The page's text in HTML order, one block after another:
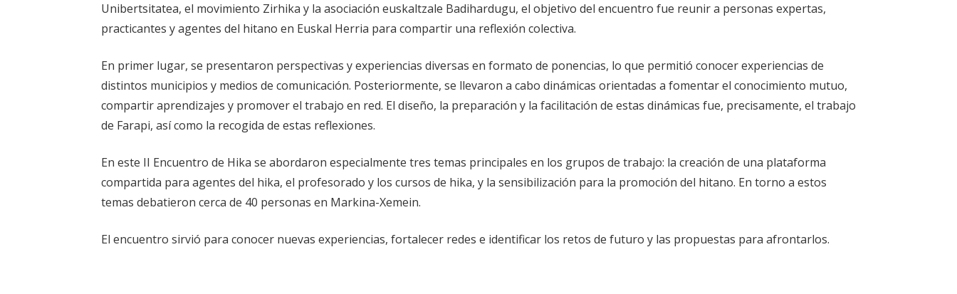
Unibertsitatea, el movimiento Zirhika y la asociación euskaltzale Badihardugu, el objetivo del encuentro fue reunir a personas expertas,
practicantes y agentes del hitano en Euskal Herria para compartir una reflexión colectiva.
En primer lugar, se presentaron perspectivas y experiencias diversas en formato de ponencias, lo que permitió conocer experiencias de
distintos municipios y medios de comunicación. Posteriormente, se llevaron a cabo dinámicas orientadas a fomentar el conocimiento mutuo,
compartir aprendizajes y promover el trabajo en red. El diseño, la preparación y la facilitación de estas dinámicas fue, precisamente, el trabajo
de Farapi, así como la recogida de estas reflexiones.
En este II Encuentro de Hika se abordaron especialmente tres temas principales en los grupos de trabajo: la creación de una plataforma
compartida para agentes del hika, el profesorado y los cursos de hika, y la sensibilización para la promoción del hitano. En torno a estos
temas debatieron cerca de 40 personas en Markina-Xemein.
El encuentro sirvió para conocer nuevas experiencias, fortalecer redes e identificar los retos de futuro y las propuestas para afrontarlos.